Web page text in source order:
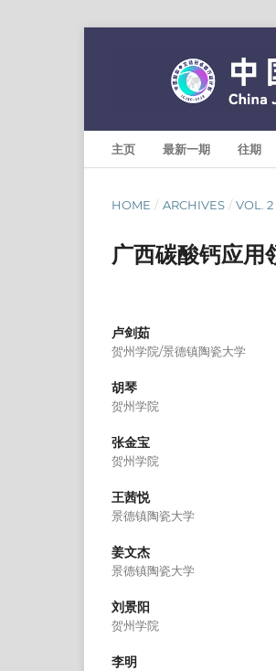
主页 最新一期 往期
HOME / ARCHIVES / VOL. 2
广西碳酸钙应
卢剑茹
贺州学院/景德镇陶瓷大学
胡琴
贺州学院
张金宝
贺州学院
王茜悦
景德镇陶瓷大学
姜文杰
景德镇陶瓷大学
刘景阳
贺州学院
李明